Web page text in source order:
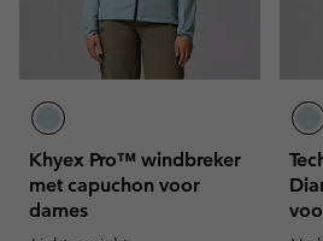
Khyex Pro™ windbreker
met capuchon voor
dames